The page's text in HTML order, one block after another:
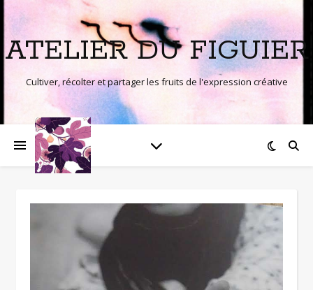
ATELIER DU FIGUIER
Cultiver, récolter et partager les fruits de l'expression créative